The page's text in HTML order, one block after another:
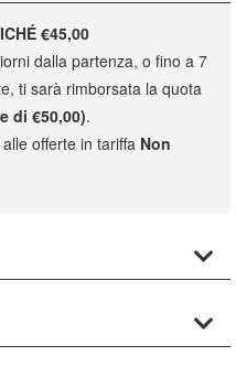
€45,00
dalla partenza, o fino a 7
ti sarà rimborsata la quota
di €50,00).
offerte in tariffa Non